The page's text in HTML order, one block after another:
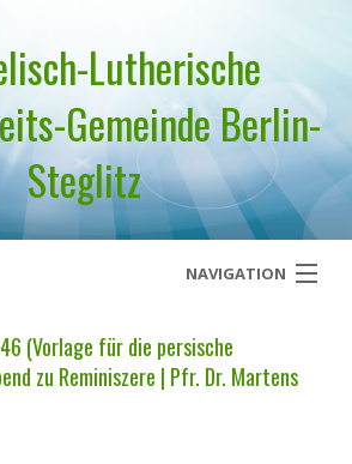
Lutherische
Gemeinde Berlin-
Steglitz
NAVIGATION
(Vorlage für die persische
zu Reminiszere | Pfr. Dr. Martens